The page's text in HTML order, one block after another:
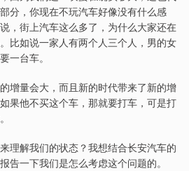
分，你现在不玩汽车好像没有什么感
，街上汽车这么多了，为什么大家还在
比如说一家人有两个人三个人，男的女
一台车。
增量会大，而且新的时代带来了新的增
果他不买这个车，那就要打车，可是打
理解我们的状态？我想结合长安汽车的
告一下我们是怎么考虑这个问题的。